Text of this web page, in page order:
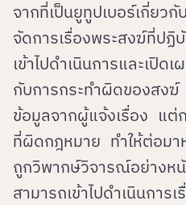
จากที่เป็นยูทูปเบอร์เกี่ยว
จัดการเรื่องพระสงฆ์ที่ป
เข้าไปดำเนินการและเปิด
กับการกระทำผิดของสง
ข้อมูลจากผู้แจ้งเรื่อง แต่ก
ที่ผิดกฎหมาย ทำให้ต่อมา
ถูกวิพากษ์วิจารณ์อย่างห
สามารถเข้าไปดำเนินการ